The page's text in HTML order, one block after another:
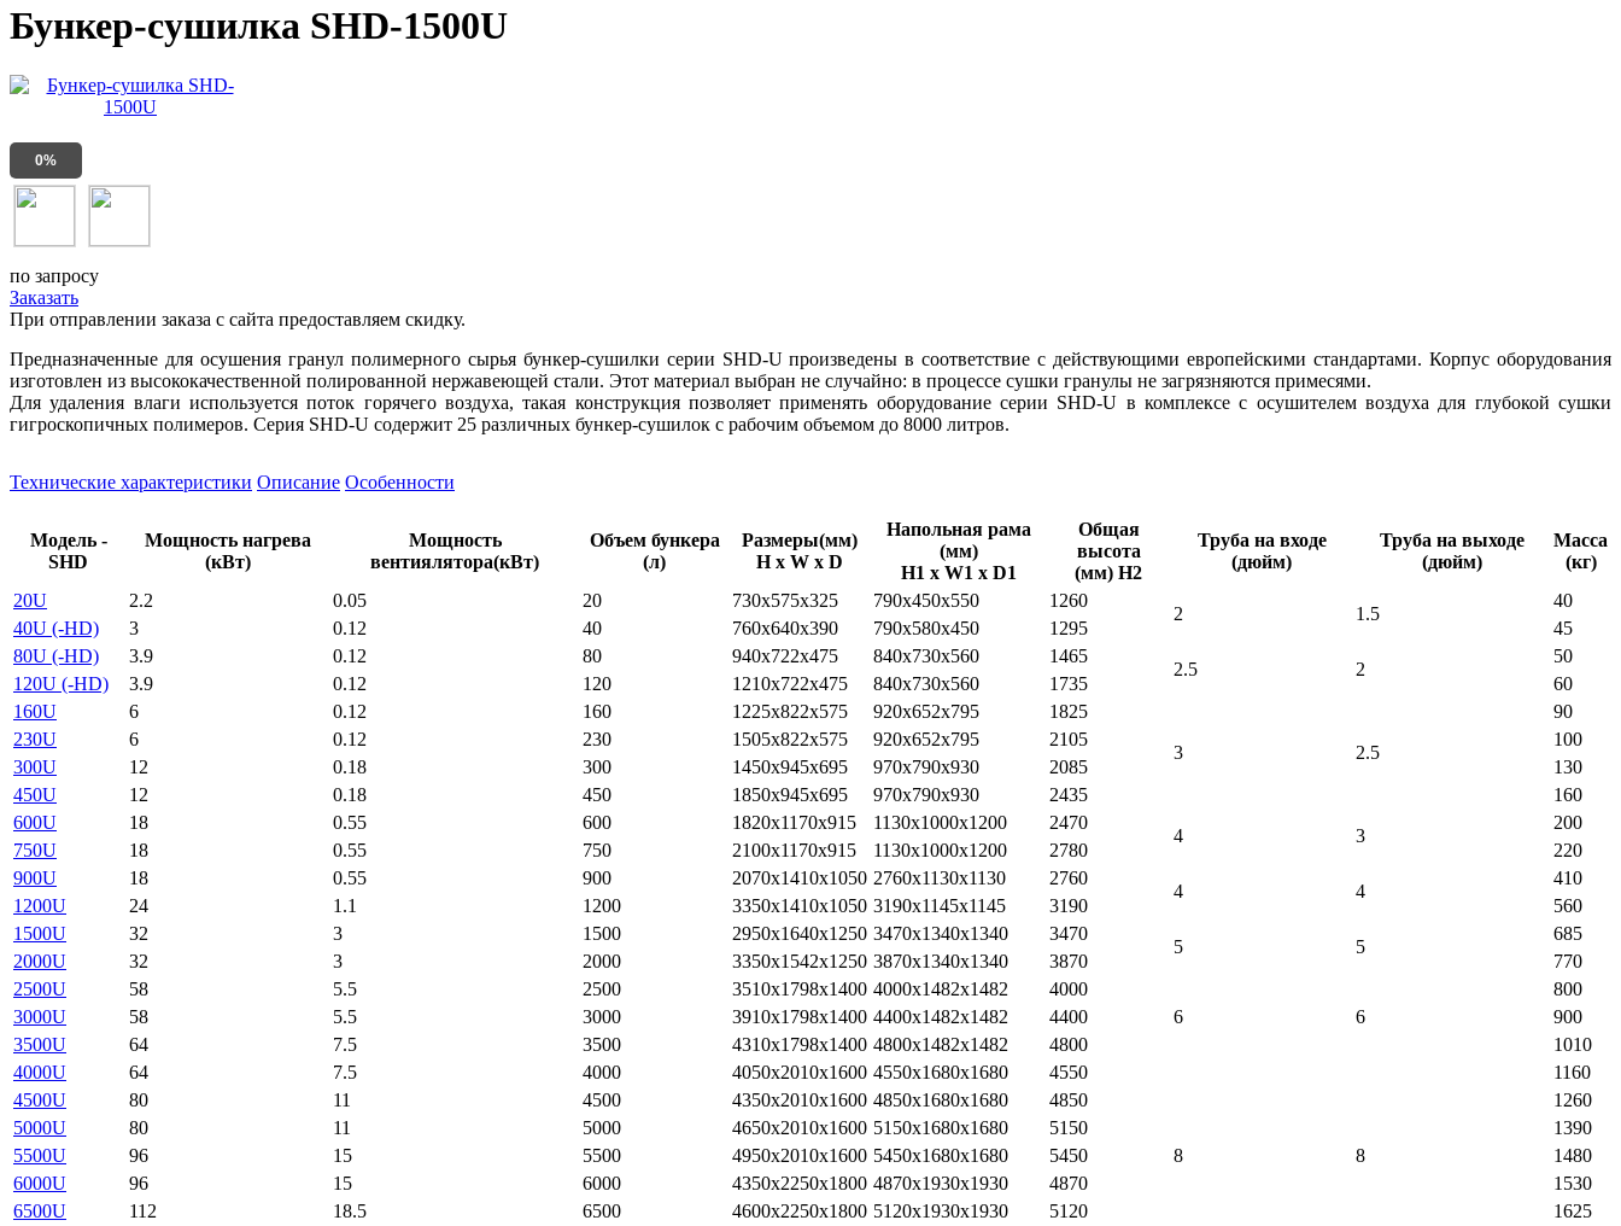
Бункер-сушилка SHD-1500U
0%
по запросу
Заказать
При отправлении заказа с сайта предоставляем скидку.
Предназначенные для осушения гранул полимерного сырья бункер-сушилки серии SHD-U произведены в соответствие с действующими европейскими стандартами. Корпус оборудования
изготовлен из высококачественной полированной нержавеющей стали. Этот материал выбран не случайно: в процессе сушки гранулы не загрязняются примесями.
Для удаления влаги используется поток горячего воздуха, такая конструкция позволяет применять оборудование серии SHD-U в комплексе с осушителем воздуха для глубокой сушки
гигроскопичных полимеров. Серия SHD-U содержит 25 различных бункер-сушилок с рабочим объемом до 8000 литров.
Технические характеристики Описание Особенности
Модель -
SHD
Мощность нагрева
(кВт)
Мощность
вентиялятора(кВт)
Объем бункера
(л)
Размеры(мм)
H x W x D
Напольная рама
(мм)
H1 x W1 x D1
Общая
высота
(мм) H2
Труба на входе
(дюйм)
Труба на выходе
(дюйм)
Масса
(кг)
20U
2.2 0.05 20 730x575x325 790x450x550 1260
2 1.5
40
40U (-HD)
3 0.12 40 760x640x390 790x580x450 1295
45
80U (-HD)
3.9 0.12 80 940x722x475 840x730x560 1465
2.5 2
50
120U (-HD)
3.9 0.12 120 1210x722x475 840x730x560 1735
60
160U
6 0.12 160 1225x822x575 920x652x795
1825
3
2.5
90
230U
6 0.12 230 1505x822x575 920x652x795 2105
100
300U
12 0.18 300 1450x945x695 970x790x930 2085
130
450U
12 0.18 450 1850x945x695 970x790x930 2435
160
600U
18 0.55 600 1820x1170x915 1130x1000x1200 2470
4 3
200
750U
18 0.55 750 2100x1170x915 1130x1000x1200 2780
220
900U
18 0.55 900 2070x1410x1050 2760x1130x1130 2760
4 4
410
1200U
24 1.1 1200 3350x1410x1050 3190x1145x1145 3190
560
1500U
32 3 1500 2950x1640x1250 3470x1340x1340 3470
5 5
685
2000U
32 3 2000 3350x1542x1250 3870x1340x1340 3870
770
2500U
58 5.5 2500 3510x1798x1400 4000x1482x1482
4000
6
6
800
3000U
58 5.5 3000 3910x1798x1400 4400x1482x1482 4400
900
3500U
64 7.5 3500 4310x1798x1400 4800x1482x1482 4800
1010
4000U
64 7.5 4000 4050x2010x1600 4550x1680x1680 4550
8 8
1160
4500U
80 11 4500 4350x2010x1600 4850x1680x1680 4850
1260
5000U
80 11 5000 4650x2010x1600 5150x1680x1680 5150
1390
5500U
96 15 5500 4950x2010x1600 5450x1680x1680 5450
1480
6000U
96 15 6000 4350x2250x1800 4870x1930x1930 4870
1530
6500U
112 18.5 6500 4600x2250x1800 5120x1930x1930 5120
1625